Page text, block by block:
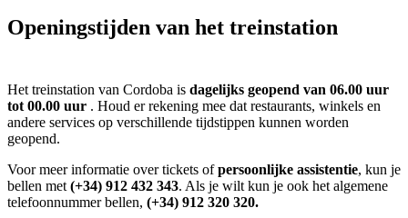
Openingstijden van het treinstation
Het treinstation van Cordoba is dagelijks geopend van 06.00 uur
tot 00.00 uur . Houd er rekening mee dat restaurants, winkels en
andere services op verschillende tijdstippen kunnen worden
geopend.
Voor meer informatie over tickets ofpersoonlijke assistentie, kun je
bellen met (+34) 912 432 343. Als je wilt kun je ook het algemene
telefoonnummer bellen, (+34) 912 320 320.